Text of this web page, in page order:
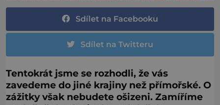
Sdílet na Facebooku
Sdílet na Twitteru
Tentokrát jsme se rozhodli, že vás
zavedeme do jiné krajiny než přímořské. O
zážitky však nebudete ošizeni. Zamíříme